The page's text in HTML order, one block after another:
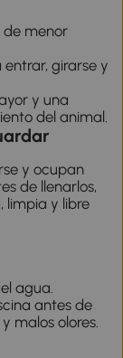
de menor
girarse y
y una
del animal.
y ocupan
de llenarlos,
limpia y libre
agua.
antes de
malos olores.